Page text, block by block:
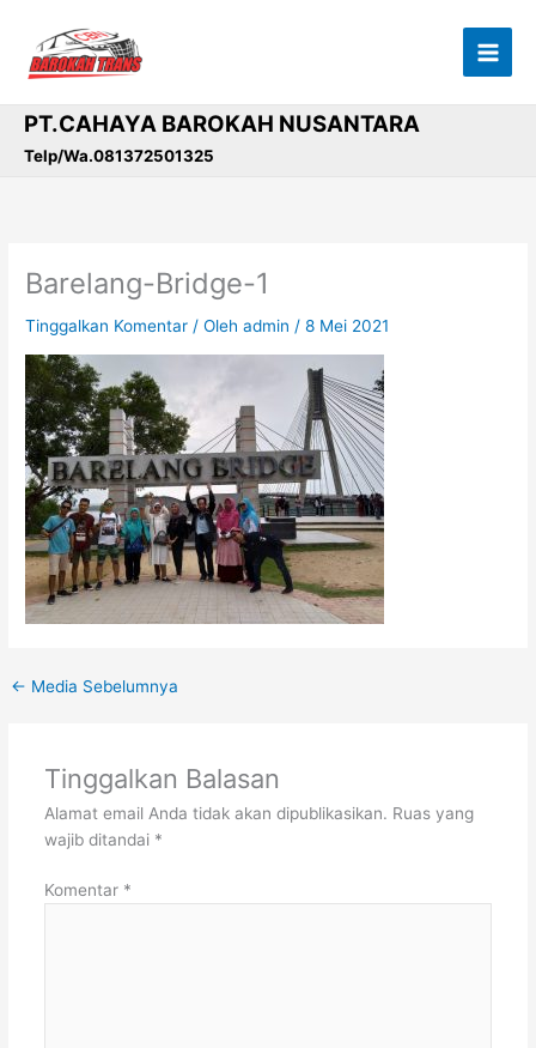
konten
PT.CAHAYA BAROKAH NUSANTARA
Telp/Wa.081372501325
Barelang-Bridge-1
Tinggalkan Komentar / Olehadmin /8 Mei 2021
← Media Sebelumnya
Tinggalkan Balasan
Alamat email Anda tidak akan dipublikasikan. Ruas yang
wajib ditandai *
Komentar *